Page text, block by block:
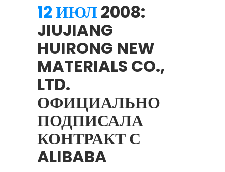
12 ИЮЛ2008:
JIUJIANG
HUIRONG NEW
MATERIALS CO.,
LTD.
ОФИЦИАЛЬНО
ПОДПИСАЛА
КОНТРАКТ С
ALIBABA